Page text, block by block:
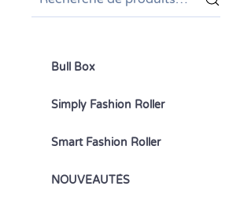
Bull Box
Simply Fashion Roller
Smart Fashion Roller
NOUVEAUTÉS